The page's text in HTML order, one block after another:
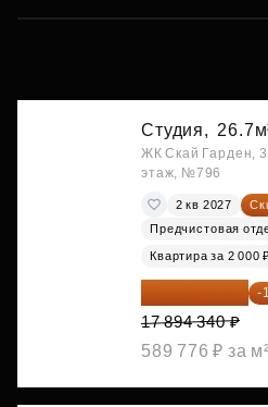
Студия,
ЖК Скай Гарден, 3
этаж, №796
2 кв 2027
Предчистовая
Квартира за 2 000
15 747 019 ₽ -
17 894 340 ₽
589 776 ₽ за м²